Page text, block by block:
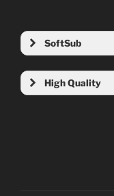
SoftSub
High Quality